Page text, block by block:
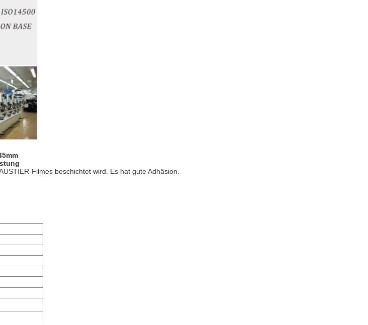
Filmes beschichtet wird. Es hat gute Adhäsion.